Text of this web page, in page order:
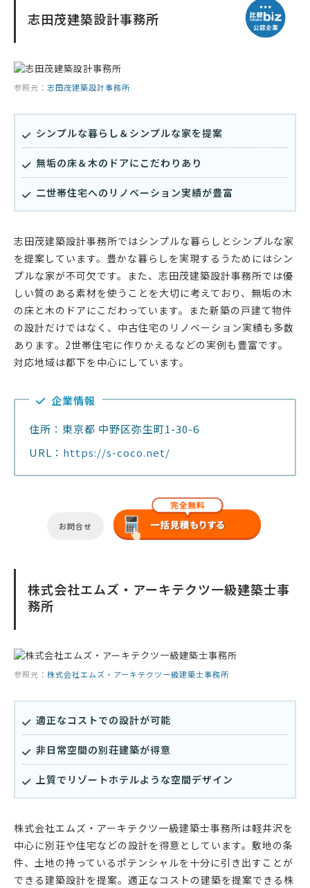
志田茂建築設計事務所
参照元： 志田茂建築設計事務所
シンプルな暮らし＆シンプルな家を提案
無垢の床＆木のドアにこだわりあり
二世帯住宅へのリノベーション実績が豊富
志田茂建築設計事務所ではシンプルな暮らしとシンプルな家
を提案しています。豊かな暮らしを実現するうためにはシン
プルな家が不可欠です。また、志田茂建築設計事務所では優
しい質のある素材を使うことを大切に考えており、無垢の木
の床と木のドアにこだわっています。また新築の戸建て物件
の設計だけではなく、中古住宅のリノベーション実績も多数
あります。2世帯住宅に作りかえるなどの実例も豊富です。
対応地域は都下を中心にしています。
企業情報
住所：東京都 中野区弥生町1-30-6
URL： https://s-coco.net/
お問合せ
株式会社エムズ・アーキテクツ一級建築士事
務所
参照元： 株式会社エムズ・アーキテクツ一級建築士事務所
適正なコストでの設計が可能
非日常空間の別荘建築が得意
上質でリゾートホテルような空間デザイン
株式会社エムズ・アーキテクツ一級建築士事務所は軽井沢を
中心に別荘や住宅などの設計を得意としています。敷地の条
件、土地の持っているポテンシャルを十分に引き出すことが
できる建築設計を提案。適正なコストの建築を提案できる株